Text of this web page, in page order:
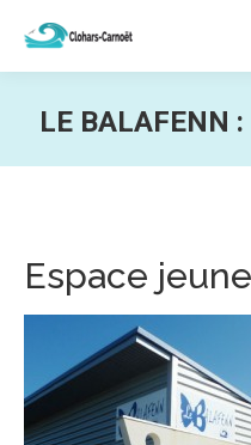
LE BALAFENN :
Espace